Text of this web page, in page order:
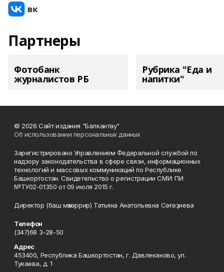
Партнеры
Фотобанк
журналистов РБ
Рубрика "Еда и
напитки"
© 2026 Сайт издания "Балкантау"
Об использовании персональных данных
Зарегистрировано Управлением Федеральной службой по
надзору законодательства в сфере связи, информационных
технологий и массовых коммуникаций по Республике
Башкортостан. Свидетельство о регистрации СМИ: ПИ
№ТУ02-01350 от 09 июля 2015 г.
Директор (баш мөхәррир) Татьяна Анатольевна Сәғәҙиева
Телефон
(347)68 3-28-50
Адрес
453400, Республика Башкортостан, г. Давлеканово, ул.
Тукаева, д. 1